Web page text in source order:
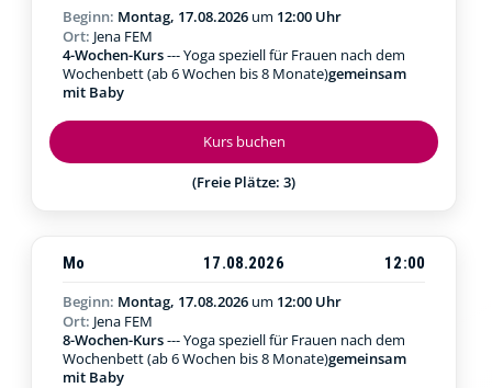
Kurs buchen
(Freie Plätze: 3)
Beginn: Montag, 17.08.2026 um 12:00 Uhr
Ort: Jena FEM
4-Wochen-Kurs--- Yoga speziell für Frauen nach dem
Wochenbett (ab 6 Wochen bis 8 Monate)gemeinsam
mit Baby
Mo 17.08.2026
12:00
Beginn: Montag, 17.08.2026 um 12:00 Uhr
Ort: Jena FEM
8-Wochen-Kurs--- Yoga speziell für Frauen nach dem
Wochenbett (ab 6 Wochen bis 8 Monate)gemeinsam
mit Baby